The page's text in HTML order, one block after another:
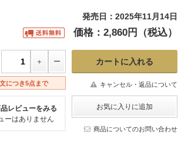
発売日：2025年11月14日
価格：2,860円（税込）
につき5点まで キャンセル・返品について
レビューをみる
ーはありません
商品についてのお問い合わせ